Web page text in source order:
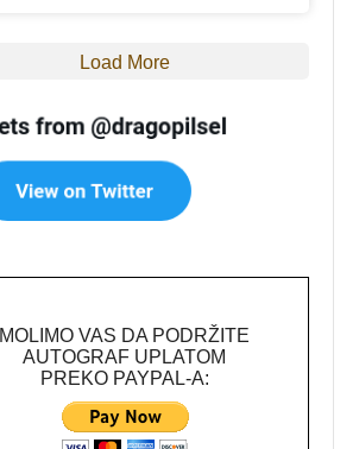
Load More
MOLIMO VAS DA PODRŽITE
AUTOGRAF UPLATOM
PREKO PAYPAL-A: